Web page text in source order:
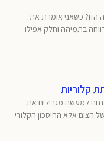
כשאני אומרת את
בתמיהה וחלק אפילו
למעשה מגבילים את
אלא החיסכון הקלורי